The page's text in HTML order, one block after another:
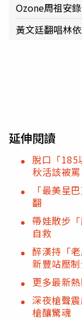
Ozone周祖安
黃文廷翻唱林
延伸閱讀
脫口「185
秋活該被罵
「最美星
翻
帶娃散步
自救
醉漢持「
新豐站壓
更多最新
深夜槍聲
槍釀驚魂